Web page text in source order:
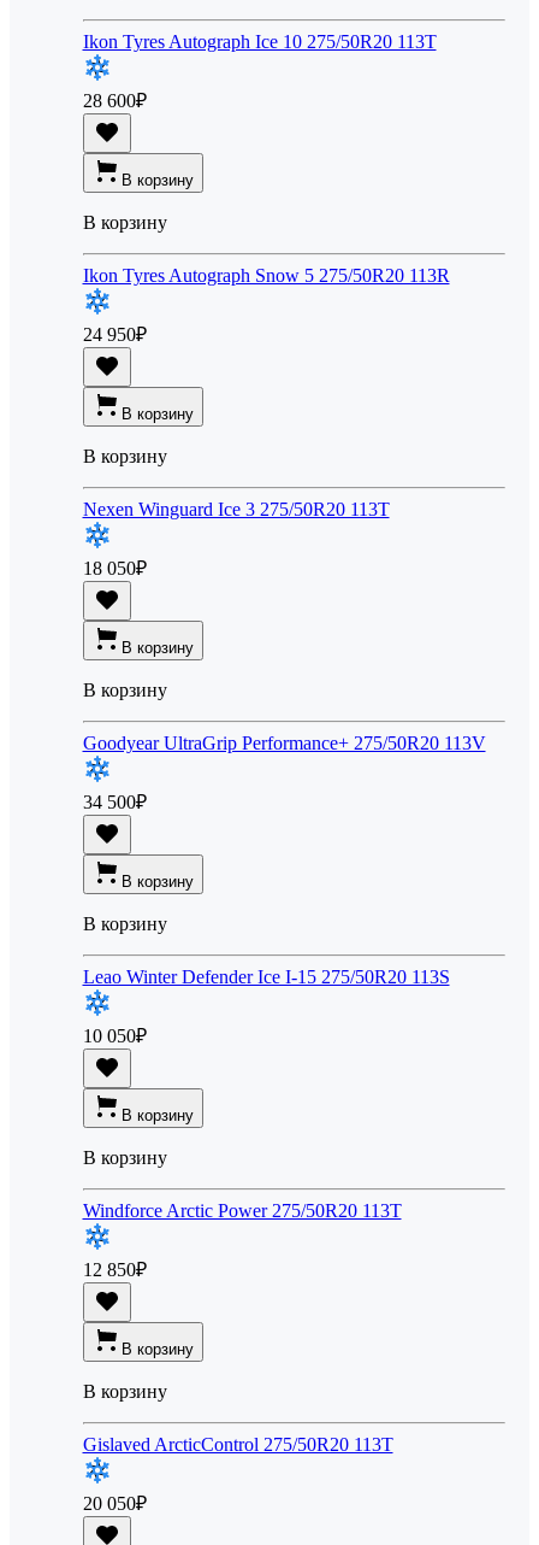
Ikon Tyres Autograph Ice 10 275/50R20 113T
28 600₽
В корзину
В корзину
Ikon Tyres Autograph Snow 5 275/50R20 113R
24 950₽
В корзину
В корзину
Nexen Winguard Ice 3 275/50R20 113T
18 050₽
В корзину
В корзину
Goodyear UltraGrip Performance+ 275/50R20 113V
34 500₽
В корзину
В корзину
Leao Winter Defender Ice I-15 275/50R20 113S
10 050₽
В корзину
В корзину
Windforce Arctic Power 275/50R20 113T
12 850₽
В корзину
В корзину
Gislaved ArcticControl 275/50R20 113T
20 050₽